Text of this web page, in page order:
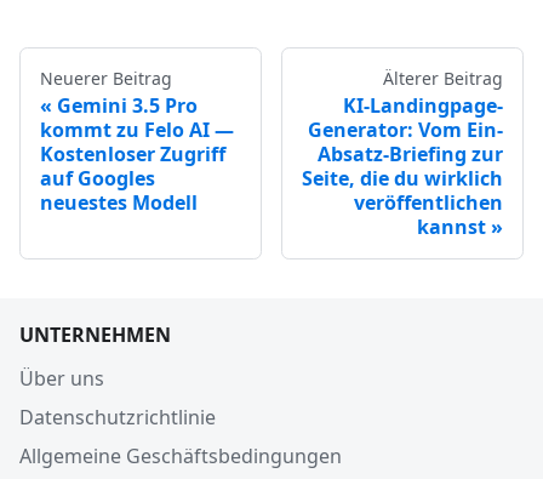
Neuerer Beitrag
Gemini 3.5 Pro
kommt zu Felo AI —
Kostenloser Zugriff
auf Googles
neuestes Modell
Älterer Beitrag
KI-Landingpage-
Generator: Vom Ein-
Absatz-Briefing zur
Seite, die du wirklich
veröffentlichen
kannst
UNTERNEHMEN
Über uns
Datenschutzrichtlinie
Allgemeine Geschäftsbedingungen